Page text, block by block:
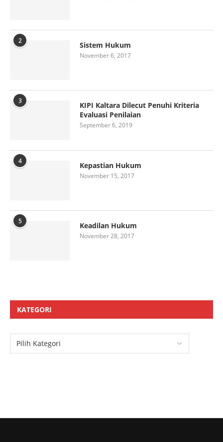
2 Sistem Hukum
November 6, 2017
3
KIPI Kaltara Dilecut Penuhi Kriteria
Evaluasi Penilaian
September 6, 2019
4 Kepastian Hukum
November 15, 2017
5 Keadilan Hukum
November 28, 2017
KATEGORI